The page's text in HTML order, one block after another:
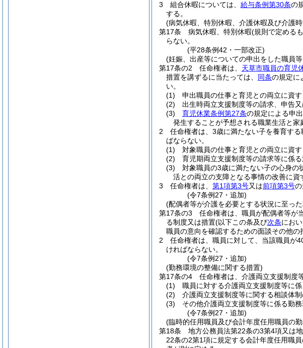
3
組合休暇については、 給与条例第30条の
する。
(病気休暇、特別休暇、介護休暇及び介護
第17条
病気休暇、特別休暇(規則で定める
らない。
(平28条例42・一部改正)
(妊娠、出産等についての申出をした職員
第17条の2
任命権者は、 天草市職員の育児
措置を講ずるに当たっては、 同条の規定に
い。
(1)
申出職員の仕事と育児との両立に資
(2)
出生時両立支援制度等の請求、申告又
(3)
育児休業条例第27条の規定による申
発生することが予想される職業生活と
2
任命権者は、3歳に満たない子を養育する
ばならない。
(1)
対象職員の仕事と育児との両立に資
(2)
育児期両立支援制度等の請求等に係
(3)
対象職員の3歳に満たない子の心身の
活との両立の支障となる事情の改善に
3
任命権者は、 第1項第3号又は前項第3号
(令7条例27・追加)
(配偶者等が介護を必要とする状況に至っ
第17条の3
任命権者は、職員が配偶者等が
る制度又は措置(以下この条及び次条にお
職員の意向を確認するための面談その他の
2
任命権者は、職員に対して、当該職員が
ければならない。
(令7条例27・追加)
(勤務環境の整備に関する措置)
第17条の4
任命権者は、介護両立支援制度
(1)
職員に対する介護両立支援制度等に
(2)
介護両立支援制度等に関する相談体
(3)
その他介護両立支援制度等に係る勤
(令7条例27・追加)
(臨時的任用職員及び会計年度任用職員の
第18条
地方公務員法第22条の3第4項又は
22条の2第1項に規定する会計年度任用職